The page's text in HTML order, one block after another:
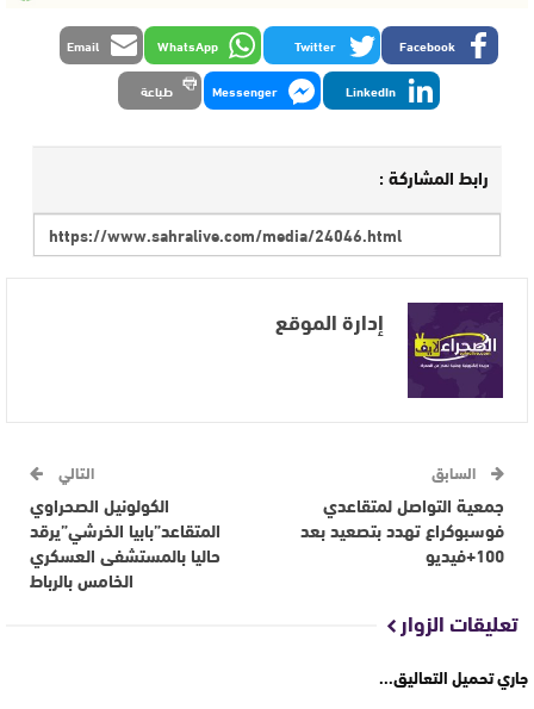
Facebook
Twitter
WhatsApp
Email
LinkedIn
Messenger طباعة
رابط المشاركة :
إدارة الموقع
السابق
جمعية التواصل لمتقاعدي
فوسبوكراع تهدد بتصعيد بعد
100+فيديو
التالي
الكولونيل الصحراوي
المتقاعد”بابيا الخرشي”يرقد
حاليا بالمستشفى العسكري
الخامس بالرباط
تعليقات الزوار
جاري تحميل التعاليق...